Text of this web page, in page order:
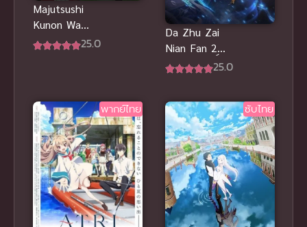
Majutsushi
Kunon Wa
Mieteiru จอม
25.0
Da Zhu Zai
Nian Fan 2
ศึกจักรพรรดิ์
ไทย
25.0
พากย์ไทย ซับไทย